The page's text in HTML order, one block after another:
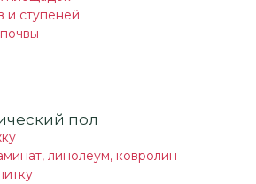
и ступеней
пол
линолеум, ковролин